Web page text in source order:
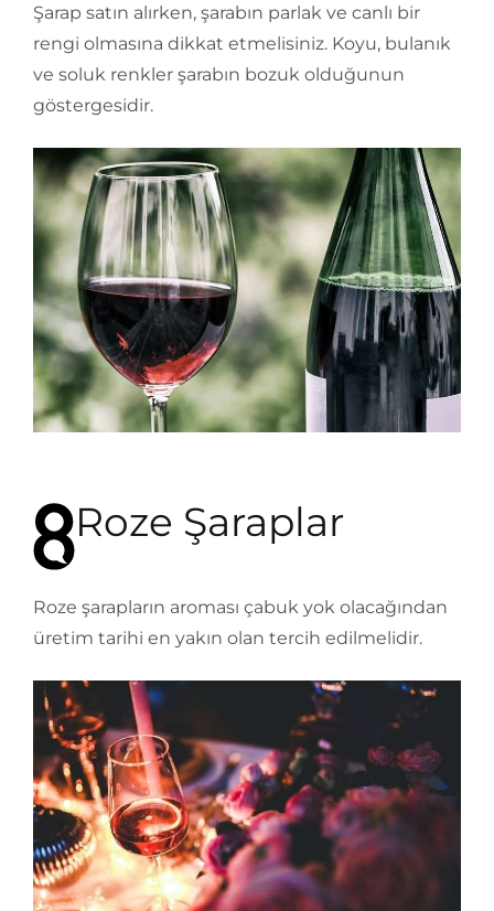
Şarap satın alırken, şarabın parlak ve canlı bir
rengi olmasına dikkat etmelisiniz. Koyu, bulanık
ve soluk renkler şarabın bozuk olduğunun
göstergesidir.
Roze Şaraplar
Roze şarapların aroması çabuk yok olacağından
üretim tarihi en yakın olan tercih edilmelidir.